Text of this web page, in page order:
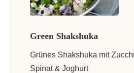
Green Shakshuka
Grünes Shakshuka mit
Spinat & Joghurt